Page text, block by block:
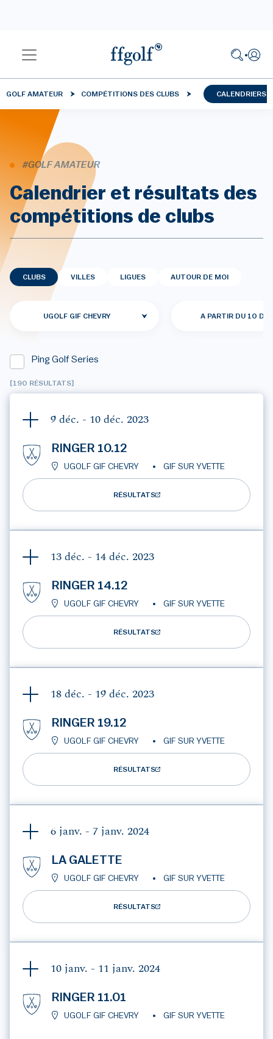
GOLF AMATEUR COMPÉTITIONS DES CLUBS CALENDRIERS
#GOLF AMATEUR
Calendrier et résultats des
compétitions de clubs
CLUBS VILLES LIGUES AUTOUR DE MOI
UGOLF GIF CHEVRY A PARTIR DU 10
Ping Golf Series
[190 RÉSULTATS]
9 déc. - 10 déc. 2023
RINGER 10.12
UGOLF GIF CHEVRY GIF SUR YVETTE
RÉSULTATS
13 déc. - 14 déc. 2023
RINGER 14.12
UGOLF GIF CHEVRY GIF SUR YVETTE
RÉSULTATS
18 déc. - 19 déc. 2023
RINGER 19.12
UGOLF GIF CHEVRY GIF SUR YVETTE
RÉSULTATS
6 janv. - 7 janv. 2024
LA GALETTE
UGOLF GIF CHEVRY GIF SUR YVETTE
RÉSULTATS
10 janv. - 11 janv. 2024
RINGER 11.01
UGOLF GIF CHEVRY GIF SUR YVETTE